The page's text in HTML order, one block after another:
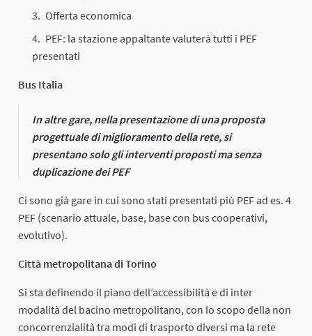
Offerta economica
PEF: la stazione appaltante valuterà tutti i PEF
presentati
Bus Italia
In altre gare, nella presentazione di una proposta
progettuale di miglioramento della rete, si
presentano solo gli interventi proposti ma senza
duplicazione dei PEF
Ci sono già gare in cui sono stati presentati più PEF ad es. 4
PEF (scenario attuale, base, base con bus cooperativi,
evolutivo).
Città metropolitana di Torino
Si sta definendo il piano dell’accessibilità e di inter
modalità del bacino metropolitano, con lo scopo della non
concorrenzialità tra modi di trasporto diversi ma la rete